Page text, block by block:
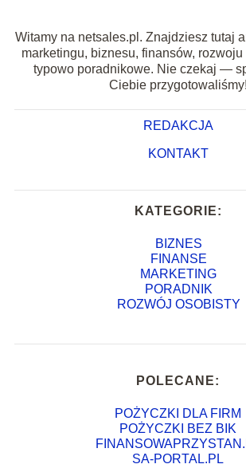
Witamy na netsales.pl. Znajdziesz tutaj
marketingu, biznesu, finansów,
typowo poradnikowe. Nie czekaj —
Ciebie przygotowaliśmy!
REDAKCJA
KONTAKT
KATEGORIE:
BIZNES
FINANSE
MARKETING
PORADNIK
ROZWÓJ OSOBISTY
POLECANE:
POŻYCZKI DLA FIRM
POŻYCZKI BEZ BIK
SA-PORTAL.PL